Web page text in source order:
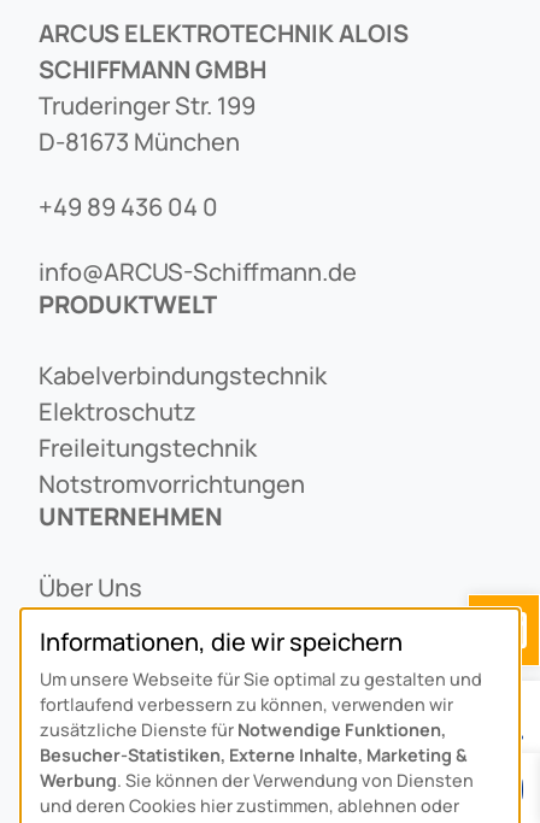
ARCUS ELEKTROTECHNIK ALOIS
SCHIFFMANN GMBH
Truderinger Str. 199
D-81673 München
+49 89 436 04 0
info@ARCUS-Schiffmann.de
PRODUKTWELT
Kabelverbindungstechnik
Elektroschutz
Freileitungstechnik
Notstromvorrichtungen
UNTERNEHMEN
Über Uns
Alois Schiffmann Stiftung
Allgemeine Lieferbedingungen
Arcus Niederlande: Bedrijfsgegevens
KONTAKT
Informationen, die wir speichern
Um unsere Webseite für Sie optimal zu gestalten und
fortlaufend verbessern zu können, verwenden wir
zusätzliche Dienste für Notwendige Funktionen,
Besucher-Statistiken, Externe Inhalte, Marketing &
Werbung. Sie können der Verwendung von Diensten
und deren Cookies hier zustimmen, ablehnen oder